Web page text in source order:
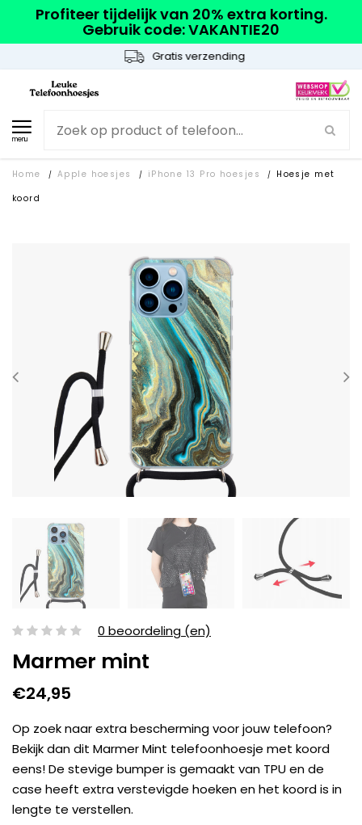
Profiteer tijdelijk van 20% extra korting.
Gebruik code: VAKANTIE20
Gratis verzending
menu
Home / Apple hoesjes / iPhone 13 Pro hoesjes /
Hoesje met
koord
0 beoordeling (en)
Marmer mint
€24,95
Op zoek naar extra bescherming voor jouw telefoon?
Bekijk dan dit Marmer Mint telefoonhoesje met koord
eens! De stevige bumper is gemaakt van TPU en de
case heeft extra verstevigde hoeken en het koord is in
lengte te verstellen.